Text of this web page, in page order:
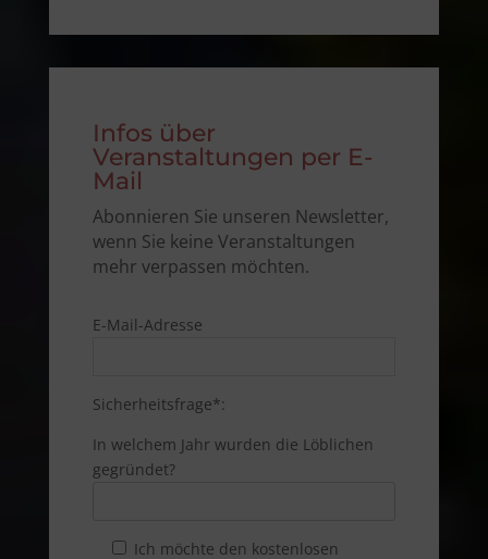
Infos über
Veranstaltungen per E-
Mail
Abonnieren Sie unseren Newsletter,
wenn Sie keine Veranstaltungen
mehr verpassen möchten.
E-Mail-Adresse
Sicherheitsfrage*:
In welchem Jahr wurden die Löblichen
gegründet?
Ich möchte den kostenlosen